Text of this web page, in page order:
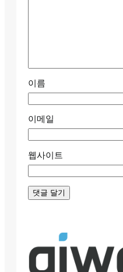
이름
이메일
웹사이트